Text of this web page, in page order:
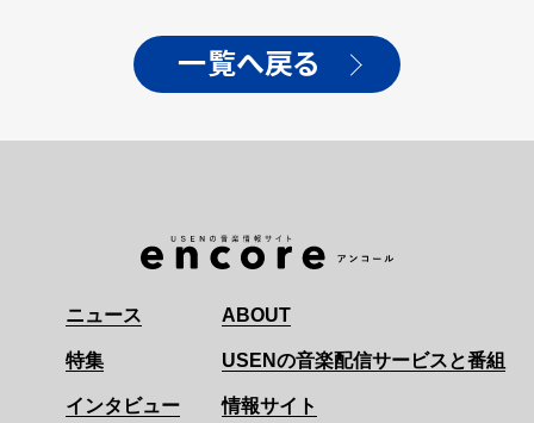
一覧へ戻る
ニュース
特集
インタビュー
ABOUT
USENの音楽配信サービスと番組
情報サイト